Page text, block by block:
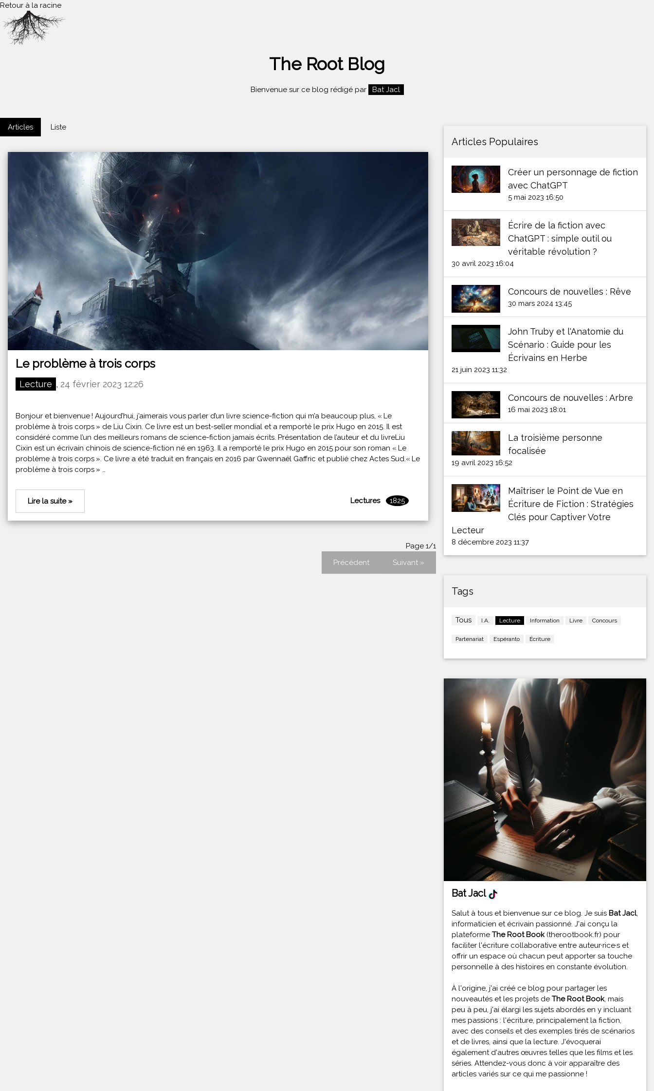
Retour à la racine
The Root Blog
Bienvenue sur ce blog rédigé par Bat Jacl
Articles Liste
Le problème à trois corps
Lecture , 24 février 2023 12:26
Bonjour et bienvenue ! Aujourd’hui, j’aimerais vous parler d’un livre science-fiction qui m’a beaucoup plus, « Le
problème à trois corps » de Liu Cixin. Ce livre est un best-seller mondial et a remporté le prix Hugo en 2015. Il est
considéré comme l’un des meilleurs romans de science-fiction jamais écrits. Présentation de l’auteur et du livreLiu
Cixin est un écrivain chinois de science-fiction né en 1963. Il a remporté le prix Hugo en 2015 pour son roman « Le
problème à trois corps ». Ce livre a été traduit en français en 2016 par Gwennaël Gaffric et publié chez Actes Sud.« Le
problème à trois corps » …
Lire la suite » Lectures 1825
Page 1/1
Suivant »
Précédent
Articles Populaires
Créer un personnage de fiction
avec ChatGPT
5 mai 2023 16:50
Écrire de la fiction avec
ChatGPT : simple outil ou
véritable révolution ?
30 avril 2023 16:04
Concours de nouvelles : Rêve
30 mars 2024 13:45
John Truby et l'Anatomie du
Scénario : Guide pour les
Écrivains en Herbe
21 juin 2023 11:32
Concours de nouvelles : Arbre
16 mai 2023 18:01
La troisième personne
focalisée
19 avril 2023 16:52
Maîtriser le Point de Vue en
Écriture de Fiction : Stratégies
Clés pour Captiver Votre
Lecteur
8 décembre 2023 11:37
Tags
Tous I.A. Lecture Information Livre Concours
Partenariat Espéranto Écriture
Bat Jacl
Salut à tous et bienvenue sur ce blog. Je suis Bat Jacl,
informaticien et écrivain passionné. J'ai conçu la
plateforme The Root Book(therootbook.fr) pour
faciliter l'écriture collaborative entre auteur·rice·s et
offrir un espace où chacun peut apporter sa touche
personnelle à des histoires en constante évolution.
À l'origine, j'ai créé ce blog pour partager les
nouveautés et les projets de The Root Book, mais
peu à peu, j'ai élargi les sujets abordés en y incluant
mes passions : l'écriture, principalement la fiction,
avec des conseils et des exemples tirés de scénarios
et de livres, ainsi que la lecture. J'évoquerai
également d'autres œuvres telles que les films et les
séries. Attendez-vous donc à voir apparaître des
articles variés sur ce qui me passionne !